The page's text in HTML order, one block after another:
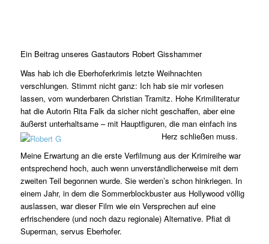
Ein Beitrag unseres Gastautors Robert Gisshammer
Was hab ich die Eberhoferkrimis letzte Weihnachten
verschlungen. Stimmt nicht ganz: Ich hab sie mir vorlesen
lassen, vom wunderbaren Christian Tramitz. Hohe Krimiliteratur
hat die Autorin Rita Falk da sicher nicht geschaffen, aber eine
äußerst unterhaltsame – mit Hauptfiguren, die man einfach ins
Herz schließen muss.
Meine Erwartung an die erste Verfilmung aus der Krimireihe war
entsprechend hoch, auch wenn unverständlicherweise mit dem
zweiten Teil begonnen wurde. Sie werden’s schon hinkriegen. In
einem Jahr, in dem die Sommerblockbuster aus Hollywood völlig
auslassen, war dieser Film wie ein Versprechen auf eine
erfrischendere (und noch dazu regionale) Alternative. Pfiat di
Superman, servus Eberhofer.